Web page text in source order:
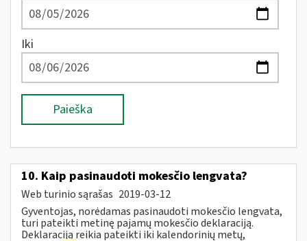
Iki
Paieška
10. Kaip pasinaudoti mokesčio lengvata?
Web turinio sąrašas 2019-03-12
Gyventojas, norėdamas pasinaudoti mokesčio lengvata,
turi pateikti metinę pajamų mokesčio deklaraciją.
Deklaraciją reikia pateikti iki kalendorinių metų,